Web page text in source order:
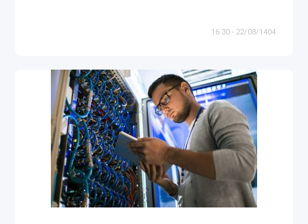
22/08/1404 - 16:30